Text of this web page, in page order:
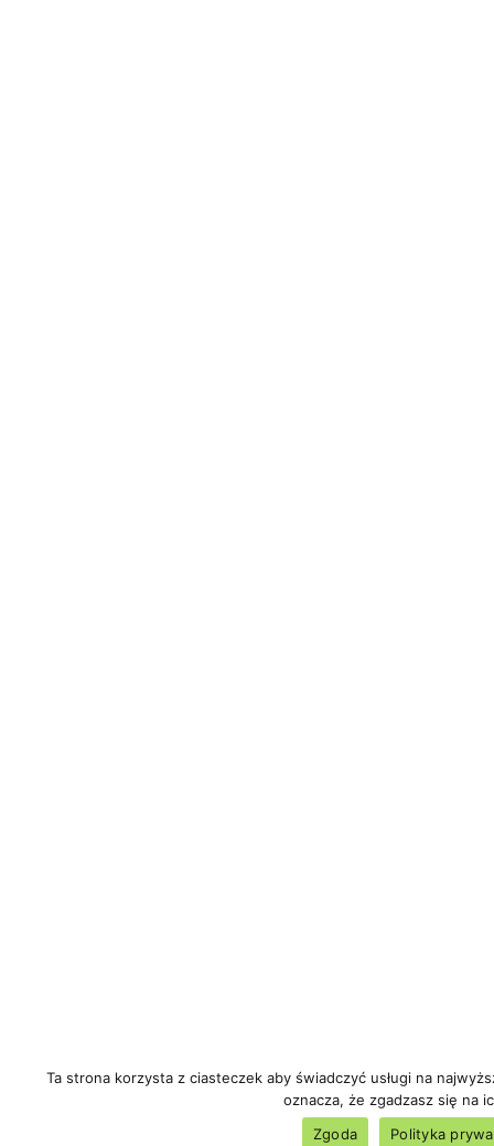
Ta strona korzysta z ciasteczek aby świadczyć usługi na
oznacza, że zgadzasz się na
Zgoda
Polityka